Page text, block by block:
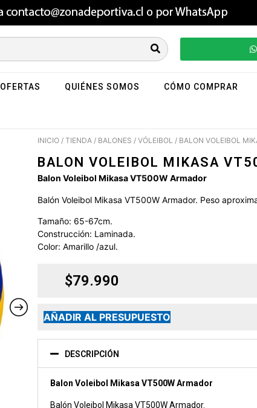
OFERTAS QUIÉNES SOMOS CÓMO COMPRAR
INICIO / TIENDA / BALONES / VÓLEIBOL / BALON VOLEIBOL
BALON VOLEIBOL MIKASA
Balon Voleibol Mikasa VT500W Armador
Balón Voleibol Mikasa VT500W Armador. Peso
Tamaño: 65-67cm.
Construcción: Laminada.
Color: Amarillo /azul.
$79.990
AÑADIR AL PRESUPUESTO
DESCRIPCIÓN
Balon Voleibol Mikasa VT500W Armador
Balón Voleibol Mikasa VT500W Armador.